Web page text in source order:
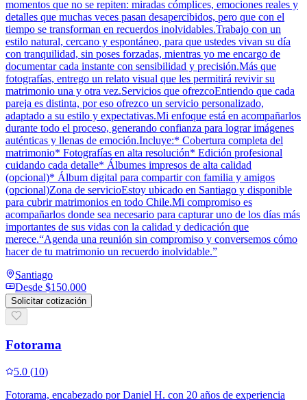
momentos que no se repiten: miradas cómplices, emociones reales y
detalles que muchas veces pasan desapercibidos, pero que con el
tiempo se transforman en recuerdos inolvidables.Trabajo con un
estilo natural, cercano y espontáneo, para que ustedes vivan su día
con tranquilidad, sin poses forzadas, mientras yo me encargo de
documentar cada instante con sensibilidad y precisión.Más que
fotografías, entrego un relato visual que les permitirá revivir su
matrimonio una y otra vez.Servicios que ofrezcoEntiendo que cada
pareja es distinta, por eso ofrezco un servicio personalizado,
adaptado a su estilo y expectativas.Mi enfoque está en acompañarlos
durante todo el proceso, generando confianza para lograr imágenes
auténticas y llenas de emoción.Incluye:* Cobertura completa del
matrimonio* Fotografías en alta resolución* Edición profesional
cuidando cada detalle* Álbumes impresos de alta calidad
(opcional)* Álbum digital para compartir con familia y amigos
(opcional)Zona de servicioEstoy ubicado en Santiago y disponible
para cubrir matrimonios en todo Chile.Mi compromiso es
acompañarlos donde sea necesario para capturar uno de los días más
importantes de sus vidas con la calidad y dedicación que
merece.“Agenda una reunión sin compromiso y conversemos cómo
hacer de tu matrimonio un recuerdo inolvidable.”
Santiago
Desde $150.000
Solicitar cotización
Fotorama
5.0 (10)
Fotorama, encabezado por Daniel H. con 20 años de experiencia